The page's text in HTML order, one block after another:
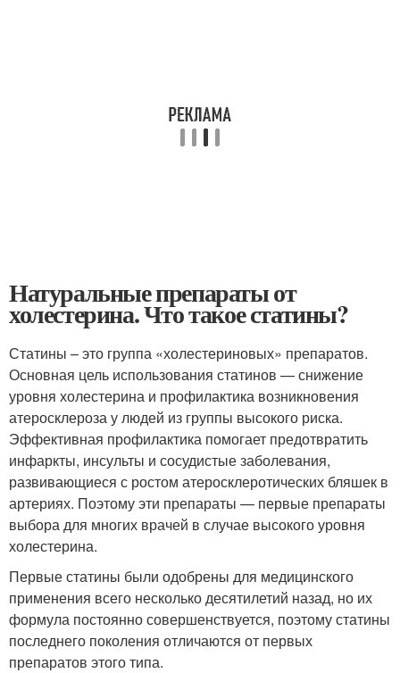
Натуральные препараты от
холестерина. Что такое статины?
Статины – это группа «холестериновых» препаратов.
Основная цель использования статинов — снижение
уровня холестерина и профилактика возникновения
атеросклероза у людей из группы высокого риска.
Эффективная профилактика помогает предотвратить
инфаркты, инсульты и сосудистые заболевания,
развивающиеся с ростом атеросклеротических бляшек в
артериях. Поэтому эти препараты — первые препараты
выбора для многих врачей в случае высокого уровня
холестерина.
Первые статины были одобрены для медицинского
применения всего несколько десятилетий назад, но их
формула постоянно совершенствуется, поэтому статины
последнего поколения отличаются от первых
препаратов этого типа.